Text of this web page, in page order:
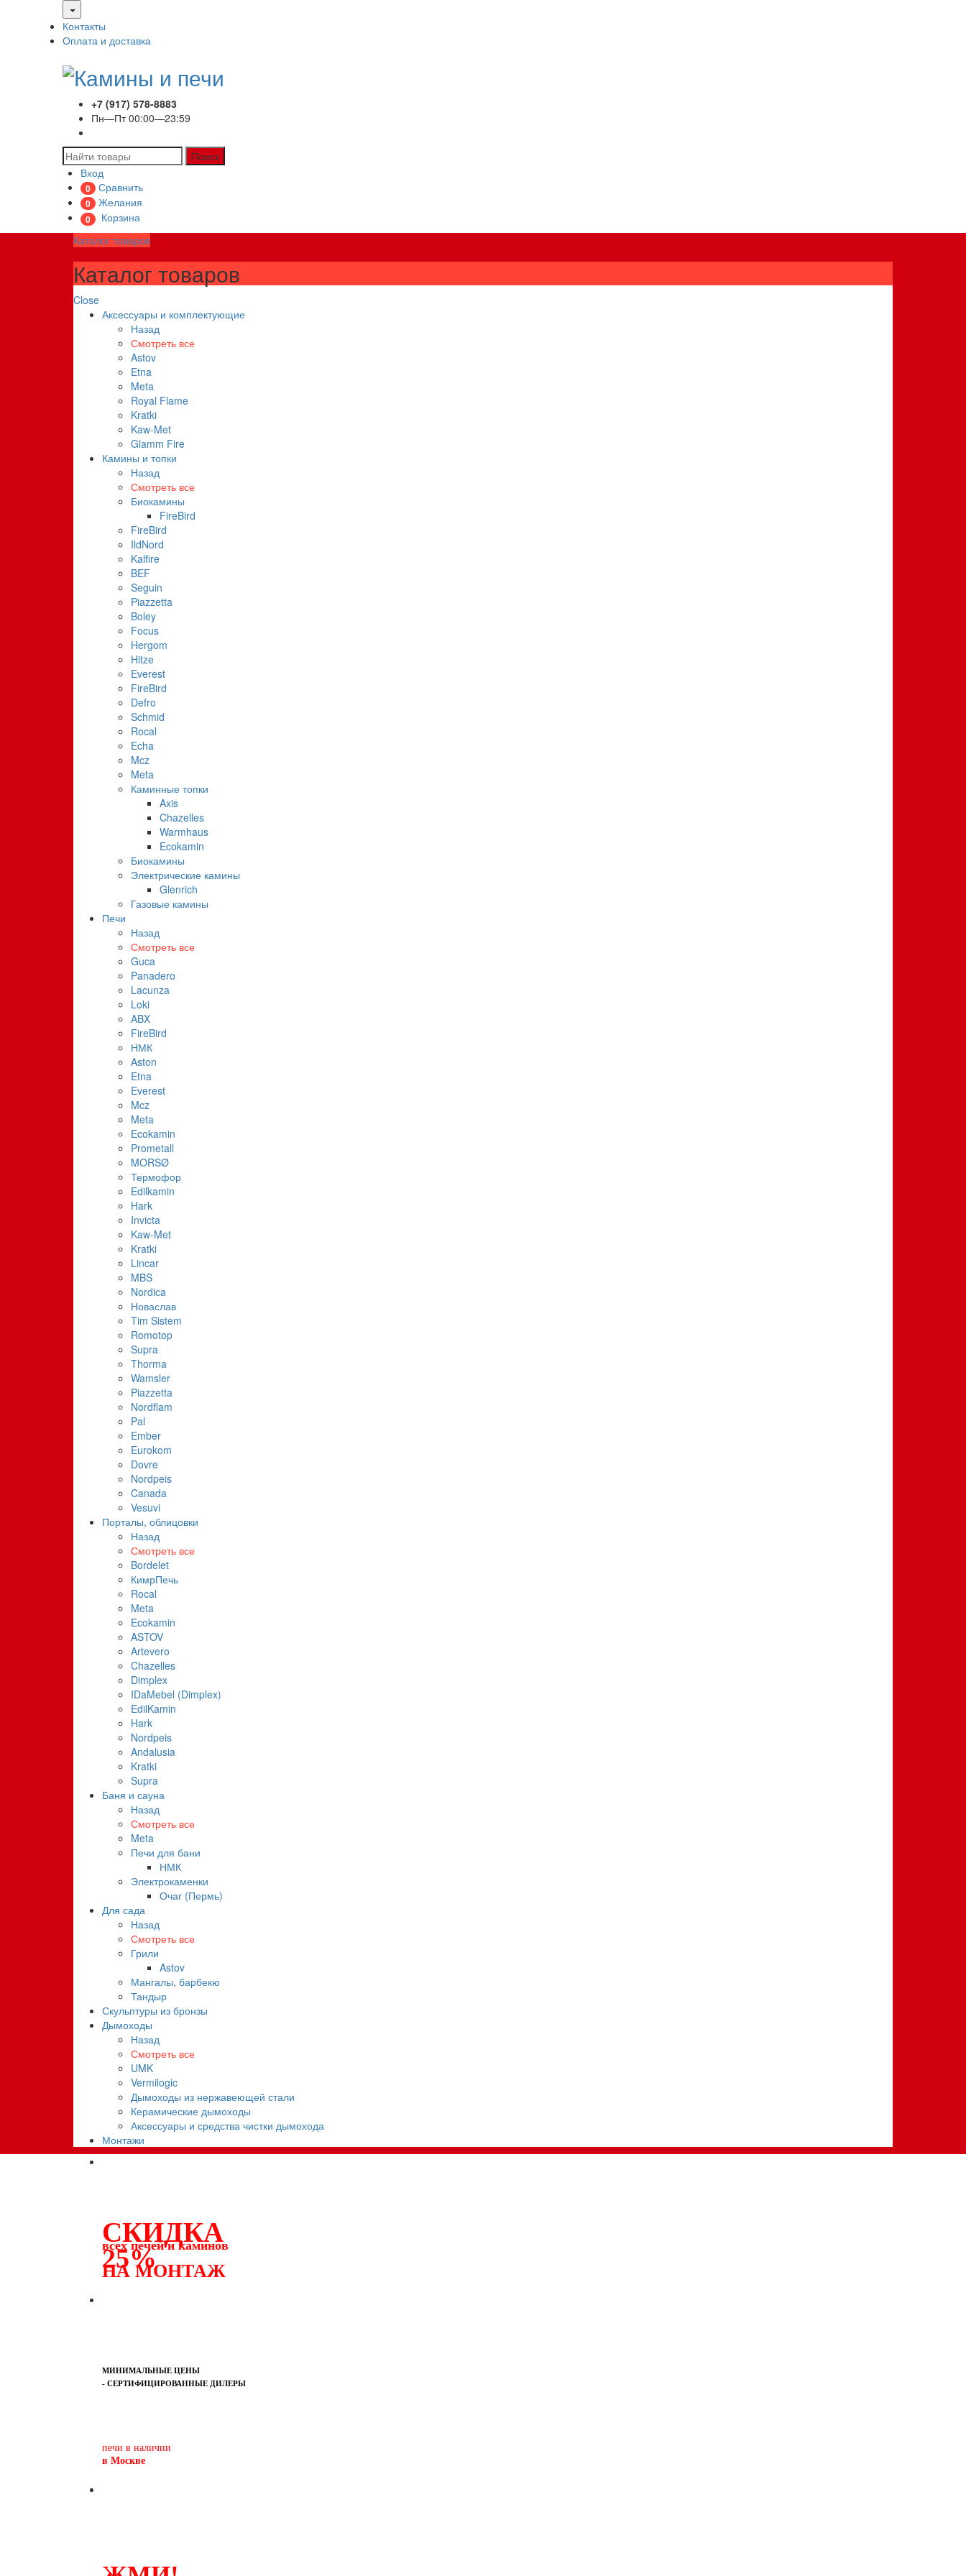
Контакты
Оплата и доставка
+7 (917) 578-8883
Пн—Пт 00:00—23:59
Поиск
Вход
0 Сравнить
0 Желания
0
Корзина
Каталог товаров
Каталог товаров
Close
Аксессуары и комплектующие
Назад
Смотреть все
Astov
Etna
Meta
Royal Flame
Kratki
Kaw-Met
Glamm Fire
Камины и топки
Назад
Смотреть все
Биокамины
FireBird
FireBird
IldNord
Kalfire
BEF
Seguin
Piazzetta
Boley
Focus
Hergom
Hitze
Everest
FireBird
Defro
Schmid
Rocal
Echa
Mcz
Meta
Каминные топки
Axis
Chazelles
Warmhaus
Ecokamin
Биокамины
Электрические камины
Glenrich
Газовые камины
Печи
Назад
Смотреть все
Guca
Panadero
Lacunza
Loki
ABX
FireBird
НМК
Aston
Etna
Everest
Mcz
Meta
Ecokamin
Prometall
MORSØ
Термофор
Edilkamin
Hark
Invicta
Kaw-Met
Kratki
Lincar
MBS
Nordica
Новаслав
Tim Sistem
Romotop
Supra
Thorma
Wamsler
Piazzetta
Nordflam
Pal
Ember
Eurokom
Dovre
Nordpeis
Canada
Vesuvi
Порталы, облицовки
Назад
Смотреть все
Bordelet
КимрПечь
Rocal
Meta
Ecokamin
ASTOV
Artevero
Chazelles
Dimplex
IDaMebel (Dimplex)
EdilKamin
Hark
Nordpeis
Andalusia
Kratki
Supra
Баня и сауна
Назад
Смотреть все
Meta
Печи для бани
НМК
Электрокаменки
Очаг (Пермь)
Для сада
Назад
Смотреть все
Грили
Astov
Мангалы, барбекю
Тандыр
Скульптуры из бронзы
Дымоходы
Назад
Смотреть все
UMK
Vermilogic
Дымоходы из нержавеющей стали
Керамические дымоходы
Аксессуары и средства чистки дымохода
Монтажи
СКИДКА
всех печей и каминов
25%
НА МОНТАЖ
МИНИМАЛЬНЫЕ ЦЕНЫ
- СЕРТИФИЦИРОВАННЫЕ ДИЛЕРЫ
печи в наличии
в Москве